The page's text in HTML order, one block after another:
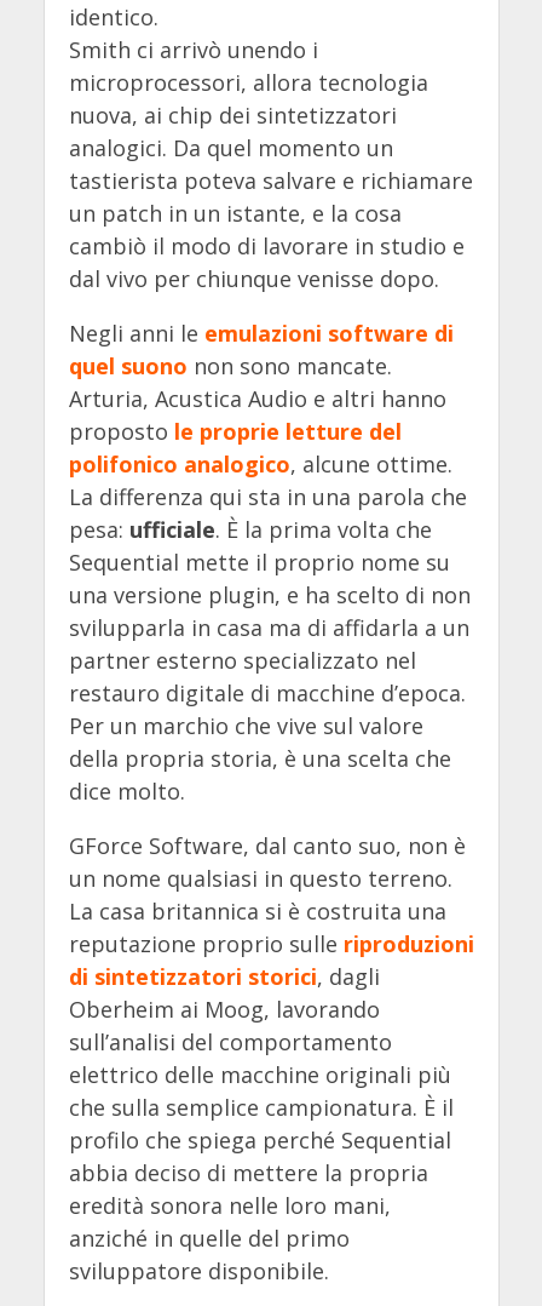
identico.
Smith ci arrivò unendo i
microprocessori, allora tecnologia
nuova, ai chip dei sintetizzatori
analogici. Da quel momento un
tastierista poteva salvare e richiamare
un patch in un istante, e la cosa
cambiò il modo di lavorare in studio e
dal vivo per chiunque venisse dopo.
Negli anni le emulazioni software di
quel suono non sono mancate.
Arturia, Acustica Audio e altri hanno
proposto le proprie letture del
polifonico analogico, alcune ottime.
La differenza qui sta in una parola che
pesa: ufficiale. È la prima volta che
Sequential mette il proprio nome su
una versione plugin, e ha scelto di non
svilupparla in casa ma di affidarla a un
partner esterno specializzato nel
restauro digitale di macchine d’epoca.
Per un marchio che vive sul valore
della propria storia, è una scelta che
dice molto.
GForce Software, dal canto suo, non è
un nome qualsiasi in questo terreno.
La casa britannica si è costruita una
reputazione proprio sulle riproduzioni
di sintetizzatori storici, dagli
Oberheim ai Moog, lavorando
sull’analisi del comportamento
elettrico delle macchine originali più
che sulla semplice campionatura. È il
profilo che spiega perché Sequential
abbia deciso di mettere la propria
eredità sonora nelle loro mani,
anziché in quelle del primo
sviluppatore disponibile.